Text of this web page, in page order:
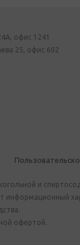
офис 1241
25, офис 602
и
офертой.